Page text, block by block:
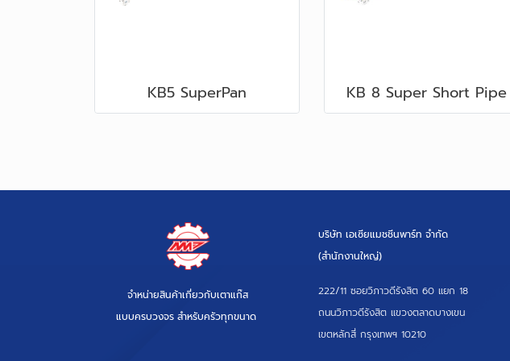
KB5 SuperPan KB 8 Super Short Pipe
จำหน่ายสินค้าเกี่ยวกับเตาแก๊ส
แบบครบวงจร สำหรับครัวทุกขนาด
บริษัท เอเซียแมชชีนพาร์ท จำกัด
(สำนักงานใหญ่)
222/11 ซอยวิภาวดีรังสิต 60 แยก 18
ถนนวิภาวดีรังสิต แขวงตลาดบางเขน
เขตหลักสี่ กรุงเทพฯ 10210